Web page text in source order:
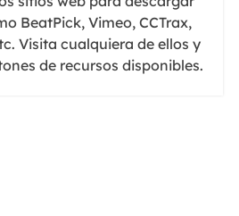
BeatPick, Vimeo, CCTrax,
Visita cualquiera de ellos y
de recursos disponibles.